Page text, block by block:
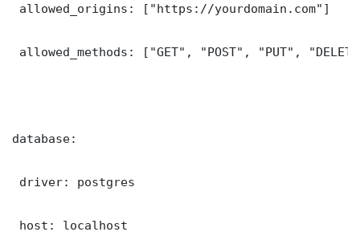
allowed_origins: ["https://yourdomain.com"]
allowed_methods: ["GET", "POST", "PUT",
database:
driver: postgres
host: localhost